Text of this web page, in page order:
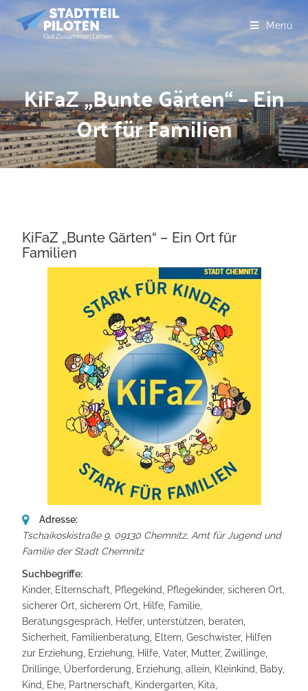
Menü
KiFaZ „Bunte Gärten“ – Ein
Ort für Familien
KiFaZ „Bunte Gärten“ – Ein Ort für
Familien
Adresse:
Tschaikoskistraße 9, 09130 Chemnitz, Amt für Jugend und
Familie der Stadt Chemnitz
Suchbegriffe:
Kinder, Elternschaft, Pflegekind, Pflegekinder, sicheren Ort,
sicherer Ort, sicherem Ort, Hilfe, Familie,
Beratungsgespräch, Helfer, unterstützen, beraten,
Sicherheit, Familienberatung, Eltern, Geschwister, Hilfen
zur Erziehung, Erziehung, Hilfe, Vater, Mutter, Zwillinge,
Drillinge, Überforderung, Erziehung, allein, Kleinkind, Baby,
Kind, Ehe, Partnerschaft, Kindergarten, Kita,